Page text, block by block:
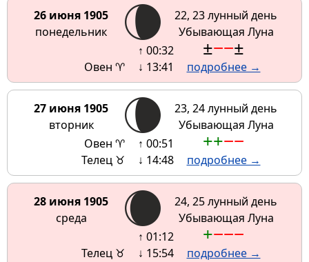
26 июня 1905
понедельник
22, 23 лунный день
Убывающая Луна
Овен ♈
↑ 00:32
↓ 13:41
±−−±
подробнее →
27 июня 1905
вторник
23, 24 лунный день
Убывающая Луна
Овен ♈
Телец ♉
↑ 00:51
↓ 14:48
++−−
подробнее →
28 июня 1905
среда
24, 25 лунный день
Убывающая Луна
Телец ♉
↑ 01:12
↓ 15:54
+−−−
подробнее →